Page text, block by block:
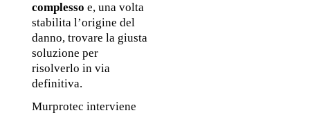
complesso e, una volta
stabilita l’origine del
danno, trovare la giusta
soluzione per
risolverlo in via
definitiva.
Murprotec interviene